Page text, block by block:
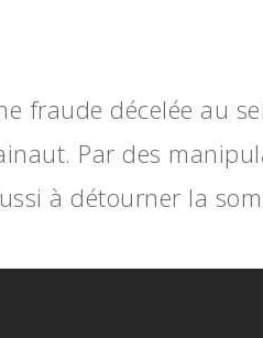
fraude décelée au
Par des
à détourner la